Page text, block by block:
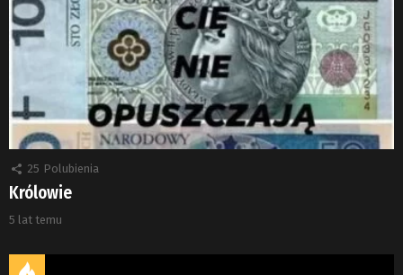
25 Polubienia
Królowie
5 lat temu